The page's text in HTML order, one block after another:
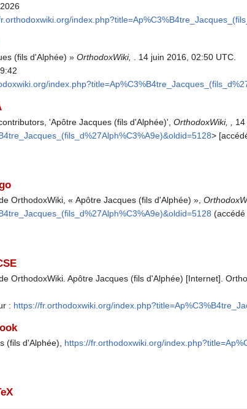
(fils d'Alphée) » OrthodoxWiki, . 14 juin 2016, 02:50 UTC.
'Apôtre Jacques (fils d'Alphée)', OrthodoxWiki, ,
>
OrthodoxWiki, « Apôtre Jacques (fils d'Alphée) »,
(accédé
OrthodoxWiki. Apôtre Jacques (fils d'Alphée) [Internet].
: https://fr.orthodoxwiki.org/
(fils d'Alphée), https://fr.orthodoxwiki.org/